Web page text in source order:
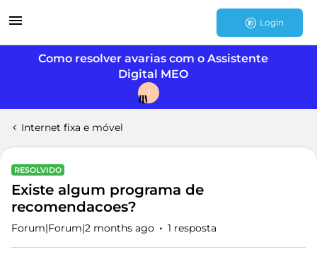
Login
Como resolver avarias com o Assistente
Digital MEO
J
Internet fixa e móvel
RESOLVIDO
Existe algum programa de
recomendacoes?
Forum|Forum|2 months ago 1 resposta